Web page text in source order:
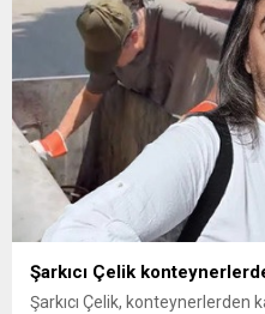
Şarkıcı Çelik
Şarkıcı Çelik, konteynerlerden